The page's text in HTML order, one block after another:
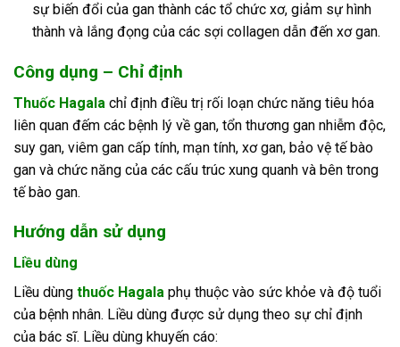
sự biến đổi của gan thành các tổ chức xơ, giảm sự hình
thành và lắng đọng của các sợi collagen dẫn đến xơ gan.
Công dụng – Chỉ định
Thuốc Hagala chỉ định điều trị rối loạn chức năng tiêu hóa
liên quan đếm các bệnh lý về gan, tổn thương gan nhiễm độc,
suy gan, viêm gan cấp tính, mạn tính, xơ gan, bảo vệ tế bào
gan và chức năng của các cấu trúc xung quanh và bên trong
tế bào gan.
Hướng dẫn sử dụng
Liều dùng
Liều dùng thuốc Hagala phụ thuộc vào sức khỏe và độ tuổi
của bệnh nhân. Liều dùng được sử dụng theo sự chỉ định
của bác sĩ. Liều dùng khuyến cáo: